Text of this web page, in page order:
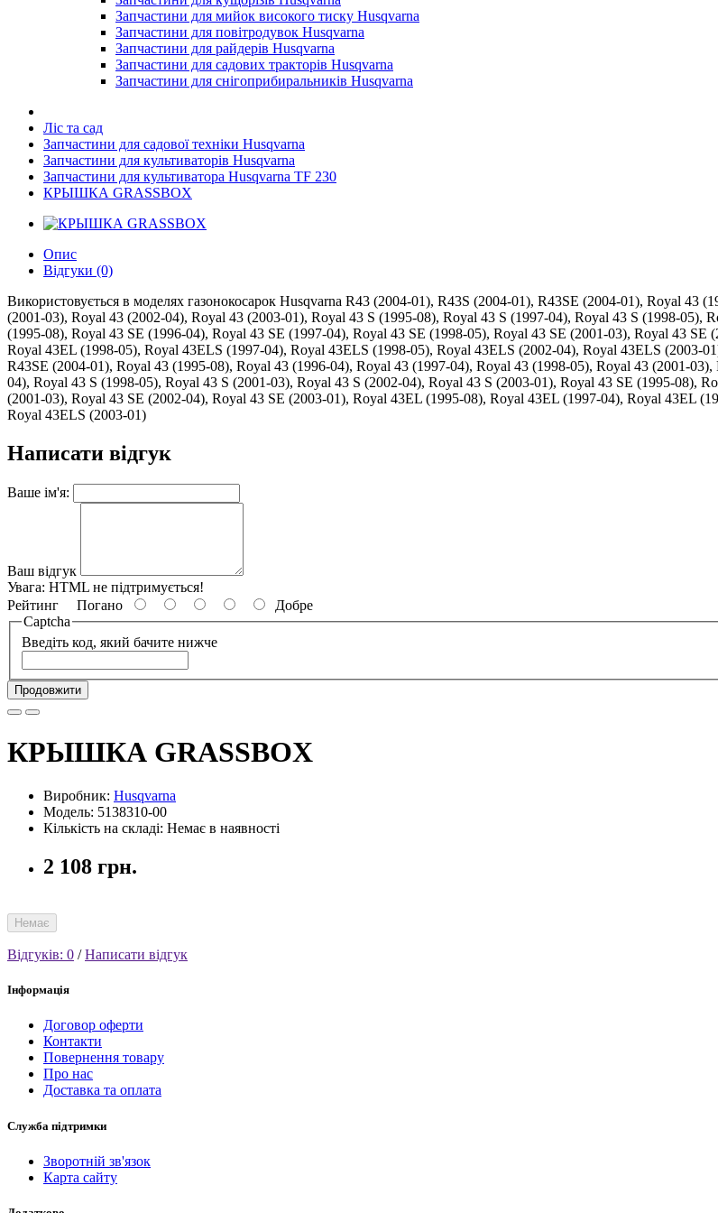
Запчастини для мийок високого тиску Husqvarna
Запчастини для повітродувок Husqvarna
Запчастини для райдерів Husqvarna
Запчастини для садових тракторів Husqvarna
Запчастини для снігоприбиральників Husqvarna
Ліс та сад
Запчастини для садової техніки Husqvarna
Запчастини для культиваторів Husqvarna
Запчастини для культиватора Husqvarna TF 230
КРЫШКА GRASSBOX
Опис
Відгуки (0)
Використовується в моделях газонокосарок Husqvarna R43 (2004-01), R43S (2004-01), R43SE (2004-01), Royal
(2001-03), Royal 43 (2002-04), Royal 43 (2003-01), Royal 43 S (1995-08), Royal 43 S (1997-04), Royal 43 S (1998-05),
(1995-08), Royal 43 SE (1996-04), Royal 43 SE (1997-04), Royal 43 SE (1998-05), Royal 43 SE (2001-03), Royal 43
Royal 43EL (1998-05), Royal 43ELS (1997-04), Royal 43ELS (1998-05), Royal 43ELS (2002-04), Royal 43ELS (2003-
R43SE (2004-01), Royal 43 (1995-08), Royal 43 (1996-04), Royal 43 (1997-04), Royal 43 (1998-05), Royal 43 (2001-
04), Royal 43 S (1998-05), Royal 43 S (2001-03), Royal 43 S (2002-04), Royal 43 S (2003-01), Royal 43 SE (1995-08),
(2001-03), Royal 43 SE (2002-04), Royal 43 SE (2003-01), Royal 43EL (1995-08), Royal 43EL (1997-04), Royal 43EL
Royal 43ELS (2003-01)
Написати відгук
Ваше ім'я:
Ваш відгук
Увага: HTML не підтримується!
Рейтинг Погано
Добре
Captcha
Введіть код, який бачите нижче
Продовжити
КРЫШКА GRASSBOX
Виробник: Husqvarna
Модель: 5138310-00
Кількість на складі: Немає в наявності
2 108 грн.
Немає
Відгуків: 0 /Написати відгук
Інформація
Договор оферти
Контакти
Повернення товару
Про нас
Доставка та оплата
Служба підтримки
Зворотній зв'язок
Карта сайту